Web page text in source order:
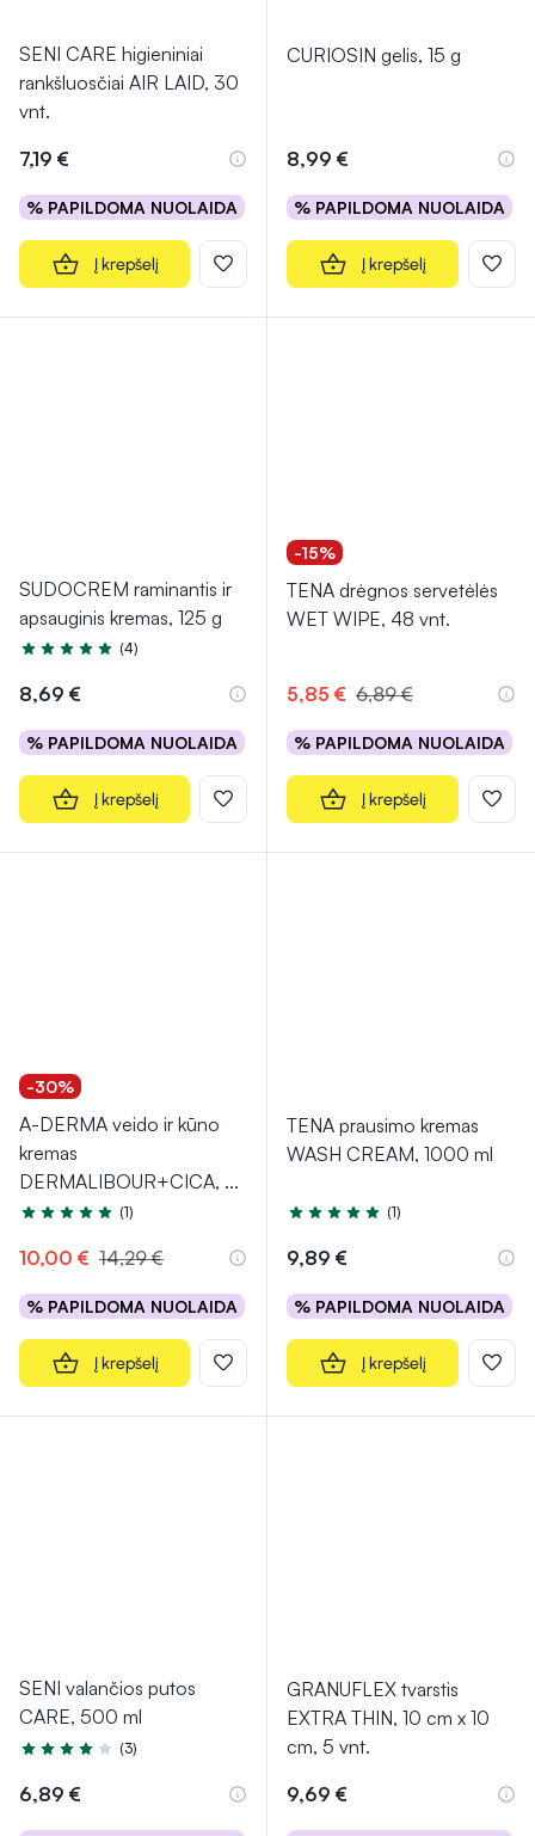
SENI CARE higieniniai
rankšluosčiai AIR LAID, 30
vnt.
7,19 €
% PAPILDOMA NUOLAIDA
Į krepšelį
CURIOSIN gelis, 15 g
8,99 €
% PAPILDOMA NUOLAIDA
Į krepšelį
SUDOCREM raminantis ir
apsauginis kremas, 125 g
Įvertinimas 5.0 iš 5
(4)
8,69 €
% PAPILDOMA NUOLAIDA
Į krepšelį
-15%
TENA drėgnos servetėlės
WET WIPE, 48 vnt.
5,85 € 6,89 €
% PAPILDOMA NUOLAIDA
Į krepšelį
-30%
A-DERMA veido ir kūno
kremas
DERMALIBOUR+CICA, ...
Įvertinimas 5.0 iš 5
(1)
10,00 € 14,29 €
% PAPILDOMA NUOLAIDA
Į krepšelį
TENA prausimo kremas
WASH CREAM, 1000 ml
Įvertinimas 5.0 iš 5
(1)
9,89 €
% PAPILDOMA NUOLAIDA
Į krepšelį
SENI valančios putos
CARE, 500 ml
Įvertinimas 4.3 iš 5
(3)
6,89 €
GRANUFLEX tvarstis
EXTRA THIN, 10 cm x 10
cm, 5 vnt.
9,69 €